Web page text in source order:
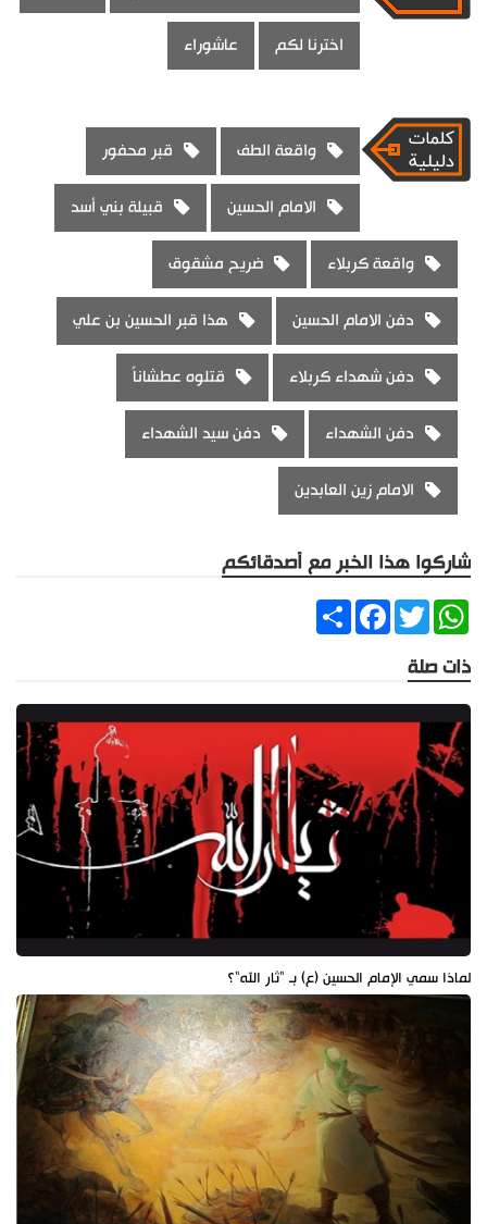
اخترنا لكم عاشوراء
واقعة الطف قبر محفور
الامام الحسين قبيلة بني أسد
واقعة كربلاء ضريح مشقوق
دفن الامام الحسين هذا قبر الحسين بن علي
دفن شهداء كربلاء قتلوه عطشاناً
دفن الشهداء دفن سيد الشهداء
الامام زين العابدين
شاركوا هذا الخبر مع أصدقائكم
ShareFacebookTwitter
WhatsApp
ذات صلة
لماذا سمي الإمام الحسين (ع) بـ "ثار الله"؟